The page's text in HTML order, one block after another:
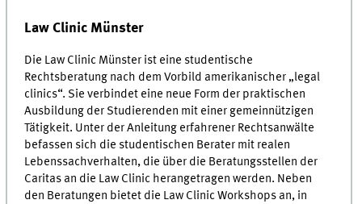
Law Clinic Münster
Die Law Clinic Münster ist eine studentische
Rechtsberatung nach dem Vorbild amerikanischer „legal
clinics“. Sie verbindet eine neue Form der praktischen
Ausbildung der Studierenden mit einer gemeinnützigen
Tätigkeit. Unter der Anleitung erfahrener Rechtsanwälte
befassen sich die studentischen Berater mit realen
Lebenssachverhalten, die über die Beratungsstellen der
Caritas an die Law Clinic herangetragen werden. Neben
den Beratungen bietet die Law Clinic Workshops an, in